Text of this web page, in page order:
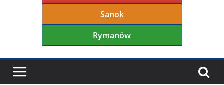
Sanok
Rymanów